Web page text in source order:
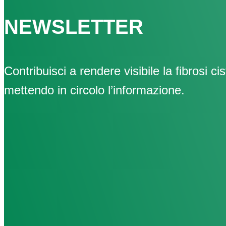
NEWSLETTER
Contribuisci a rendere visibile la fibrosi
mettendo in circolo l’informazione.